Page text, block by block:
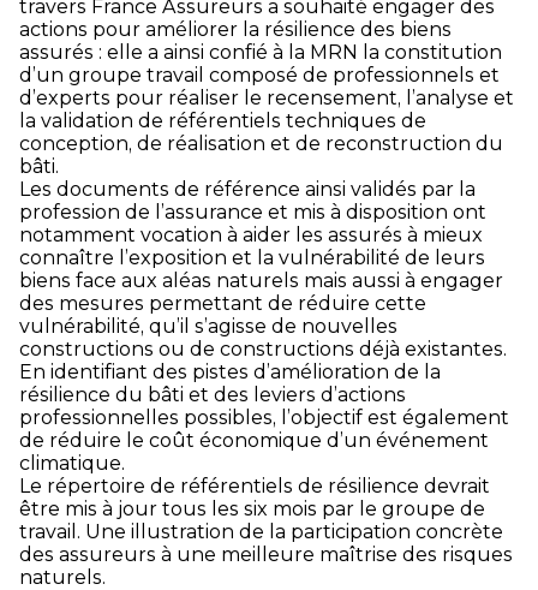
travers France Assureurs a souhaité engager des
actions pour améliorer la résilience des biens
assurés : elle a ainsi confié à la MRN la constitution
d’un groupe travail composé de professionnels et
d’experts pour réaliser le recensement, l’analyse et
la validation de référentiels techniques de
conception, de réalisation et de reconstruction du
bâti.
Les documents de référence ainsi validés par la
profession de l’assurance et mis à disposition ont
notamment vocation à aider les assurés à mieux
connaître l’exposition et la vulnérabilité de leurs
biens face aux aléas naturels mais aussi à engager
des mesures permettant de réduire cette
vulnérabilité, qu’il s’agisse de nouvelles
constructions ou de constructions déjà existantes.
En identifiant des pistes d’amélioration de la
résilience du bâti et des leviers d’actions
professionnelles possibles, l’objectif est également
de réduire le coût économique d’un événement
climatique.
Le répertoire de référentiels de résilience devrait
être mis à jour tous les six mois par le groupe de
travail. Une illustration de la participation concrète
des assureurs à une meilleure maîtrise des risques
naturels.